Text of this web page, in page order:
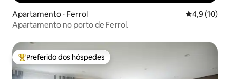
Apartamento ⋅ Ferrol 4,9 de uma
4,9 (10)
Apartamento no porto de Ferrol.
Entre os melhores preferidos dos hóspedes
Preferido dos hóspedes